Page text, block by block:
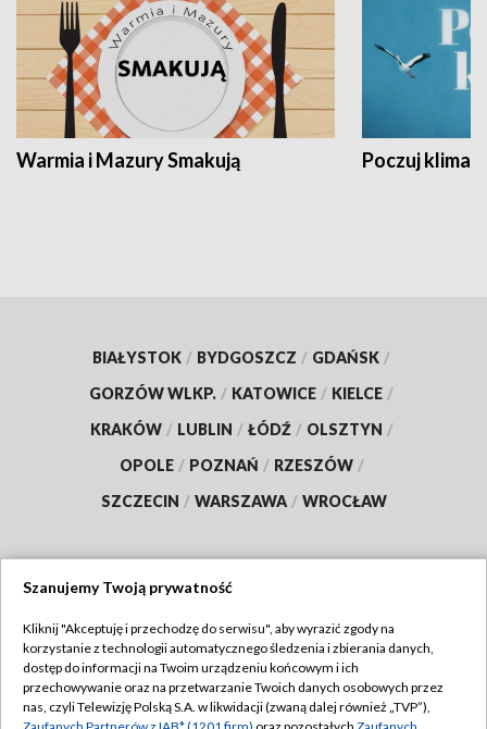
Warmia i Mazury Smakują Poczuj klimat
BIAŁYSTOK / BYDGOSZCZ / GDAŃSK /
GORZÓW WLKP. / KATOWICE / KIELCE /
KRAKÓW / LUBLIN / ŁÓDŹ / OLSZTYN /
OPOLE / POZNAŃ / RZESZÓW /
SZCZECIN / WARSZAWA / WROCŁAW
TVP
Abonament TVP
Emisja w TVP
Regulamin TVP
Szanujemy Twoją prywatność
Kliknij "Akceptuję i przechodzę do serwisu", aby wyrazić zgody na
korzystanie z technologii automatycznego śledzenia i zbierania danych,
dostęp do informacji na Twoim urządzeniu końcowym i ich
przechowywanie oraz na przetwarzanie Twoich danych osobowych przez
nas, czyli Telewizję Polską S.A. w likwidacji (zwaną dalej również „TVP”),